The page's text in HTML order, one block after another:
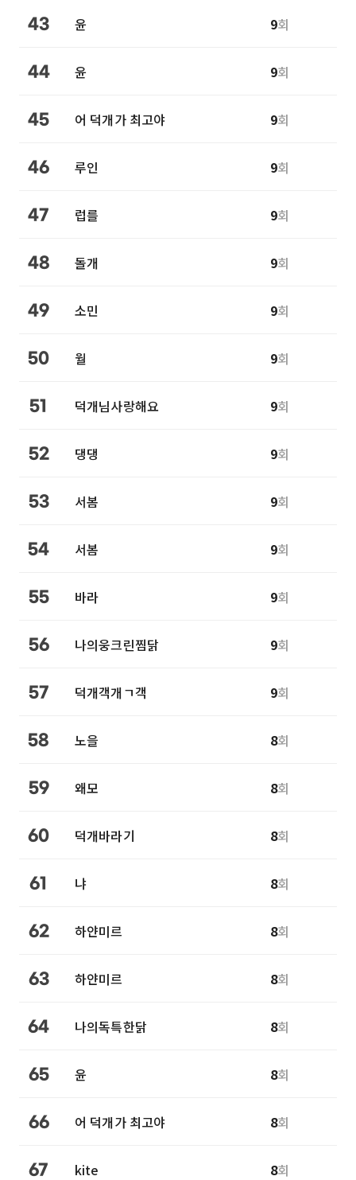
43 윤 9회
44 윤 9회
45 어 덕개가 최고야 9회
46 루인 9회
47 럽를 9회
48 돌개 9회
49 소민 9회
50 월 9회
51 덕개님사랑해요 9회
52 댕댕 9회
53 서봄 9회
54 서봄 9회
55 바라 9회
56 나의웅크린찜닭 9회
57 덕개객개ㄱ객 9회
58 노을 8회
59 왜모 8회
60 덕개바라기 8회
61 냐 8회
62 하얀미르 8회
63 하얀미르 8회
64 나의독특한닭 8회
65 윤 8회
66 어 덕개가 최고야 8회
67 kite 8회